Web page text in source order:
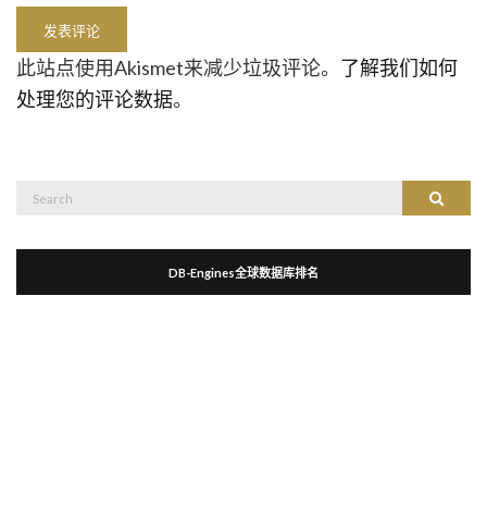
此站点使用Akismet来减少垃圾评论。 了解我们如何
处理您的评论数据。
Search
DB-Engines全球数据库排名